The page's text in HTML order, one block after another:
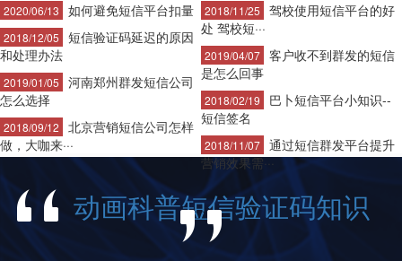
2020/06/13 如何避免短信平台扣量
2018/12/05
短信验证码延迟的原因
和处理办法
2019/01/05
河南郑州群发短信公司
怎么选择
2018/09/12
北京营销短信公司怎样
做，大咖来···
2018/11/25
驾校使用短信平台的好
处 驾校短···
2019/04/07 客户收不到群发的短信
是怎么回事
2018/02/19
巴卜短信平台小知识--
短信签名
2018/11/07 通过短信群发平台提升
营销效果需···
动画科普短信验证码知识